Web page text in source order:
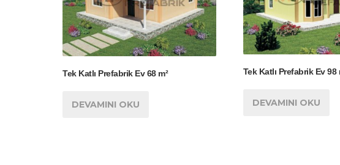
Tek Katlı Prefabrik Ev 68 m²
DEVAMINI OKU
Tek Katlı Prefabrik Ev 98
DEVAMINI OKU